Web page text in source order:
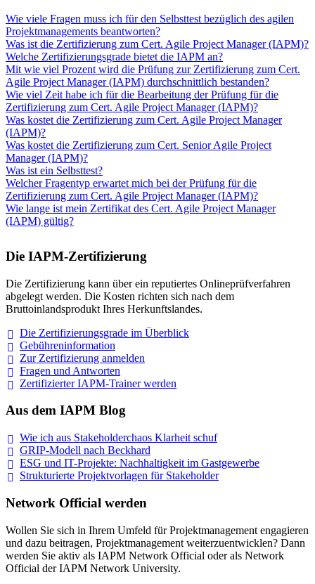
Wie viele Fragen muss ich für den Selbsttest bezüglich des agilen
Projektmanagements beantworten?
Was ist die Zertifizierung zum Cert. Agile Project Manager (IAPM)?
Welche Zertifizierungsgrade bietet die IAPM an?
Mit wie viel Prozent wird die Prüfung zur Zertifizierung zum Cert.
Agile Project Manager (IAPM) durchschnittlich bestanden?
Wie viel Zeit habe ich für die Bearbeitung der Prüfung für die
Zertifizierung zum Cert. Agile Project Manager (IAPM)?
Was kostet die Zertifizierung zum Cert. Agile Project Manager
(IAPM)?
Was kostet die Zertifizierung zum Cert. Senior Agile Project
Manager (IAPM)?
Was ist ein Selbsttest?
Welcher Fragentyp erwartet mich bei der Prüfung für die
Zertifizierung zum Cert. Agile Project Manager (IAPM)?
Wie lange ist mein Zertifikat des Cert. Agile Project Manager
(IAPM) gültig?
Die IAPM-Zertifizierung
Die Zertifizierung kann über ein reputiertes Onlineprüfverfahren
abgelegt werden. Die Kosten richten sich nach dem
Bruttoinlandsprodukt Ihres Herkunftslandes.
Die Zertifizierungsgrade im Überblick
Gebühreninformation
Zur Zertifizierung anmelden
Fragen und Antworten
Zertifizierter IAPM-Trainerwerden
Aus dem IAPM Blog
Wie ich aus Stakeholderchaos Klarheit schuf
GRIP-Modell nach Beckhard
ESG und IT-Projekte: Nachhaltigkeit im Gastgewerbe
Strukturierte Projektvorlagen für Stakeholder
Network Official werden
Wollen Sie sich in Ihrem Umfeld für Projektmanagement engagieren
und dazu beitragen, Projektmanagement weiterzuentwicklen? Dann
werden Sie aktiv als IAPM Network Official oder als Network
Official der IAPM Network University.